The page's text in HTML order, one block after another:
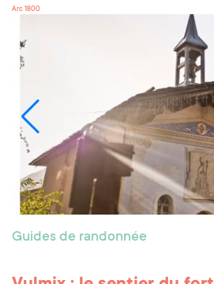
Arc 1800
Guides de randonnée